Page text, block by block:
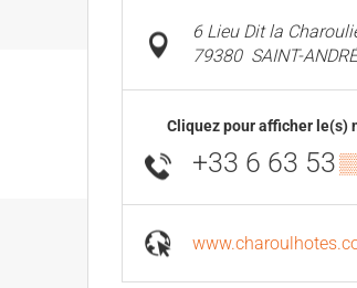
6 Lieu Dit la
79380 SAINT-
Cliquez pour afficher le(s)
+33 6 63 53